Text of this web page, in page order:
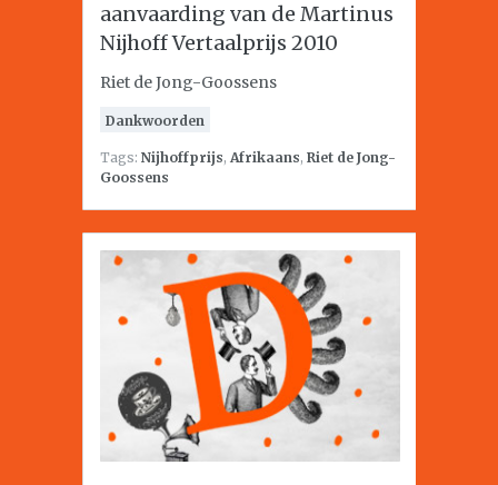
aanvaarding van de Martinus
Nijhoff Vertaalprijs 2010
Riet de Jong-Goossens
Dankwoorden
Tags: Nijhoffprijs, Afrikaans, Riet de Jong-
Goossens